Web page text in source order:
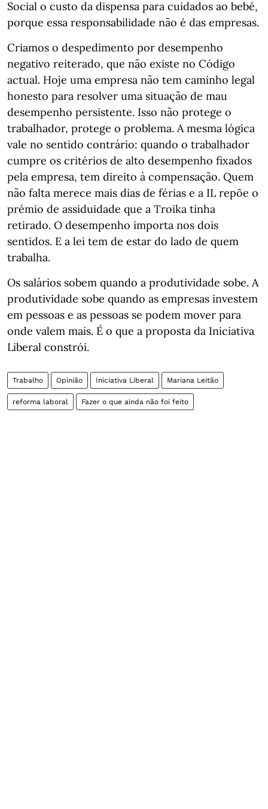
Social o custo da dispensa para cuidados ao bebé,
porque essa responsabilidade não é das empresas.
Criamos o despedimento por desempenho
negativo reiterado, que não existe no Código
actual. Hoje uma empresa não tem caminho legal
honesto para resolver uma situação de mau
desempenho persistente. Isso não protege o
trabalhador, protege o problema. A mesma lógica
vale no sentido contrário: quando o trabalhador
cumpre os critérios de alto desempenho fixados
pela empresa, tem direito à compensação. Quem
não falta merece mais dias de férias e a IL repõe o
prémio de assiduidade que a Troika tinha
retirado. O desempenho importa nos dois
sentidos. E a lei tem de estar do lado de quem
trabalha.
Os salários sobem quando a produtividade sobe. A
produtividade sobe quando as empresas investem
em pessoas e as pessoas se podem mover para
onde valem mais. É o que a proposta da Iniciativa
Liberal constrói.
Trabalho Opinião Iniciativa Liberal Mariana Leitão
reforma laboral Fazer o que ainda não foi feito